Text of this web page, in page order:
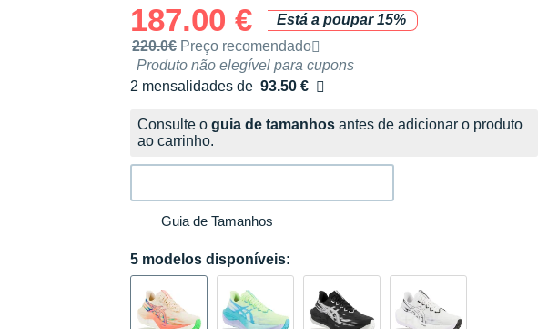
187.00 €
Está a poupar 15%
Preço de venda recomendado pela marca
220.0€ Preço recomendado
Produto não elegível para cupons
2 mensalidades de 93.50 €
sem custos
Consulte o guia de tamanhos antes de adicionar o produto
ao carrinho.
Guia de Tamanhos
5 modelos disponíveis: